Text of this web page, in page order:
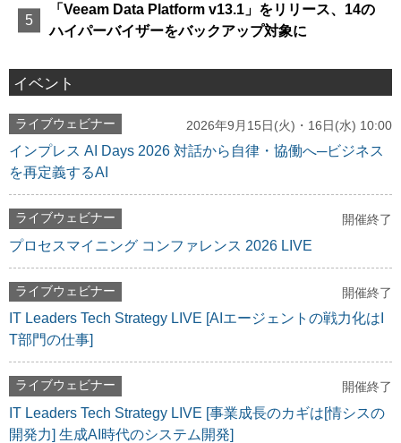
「Veeam Data Platform v13.1」をリリース、14の
ハイパーバイザーをバックアップ対象に
イベント
ライブウェビナー 2026年9月15日(火)・16日(水) 10:00
インプレス AI Days 2026 対話から自律・協働へ─ビジネス
を再定義するAI
ライブウェビナー 開催終了
プロセスマイニング コンファレンス 2026 LIVE
ライブウェビナー 開催終了
IT Leaders Tech Strategy LIVE [AIエージェントの戦力化はI
T部門の仕事]
ライブウェビナー 開催終了
IT Leaders Tech Strategy LIVE [事業成長のカギは[情シスの
開発力] 生成AI時代のシステム開発]